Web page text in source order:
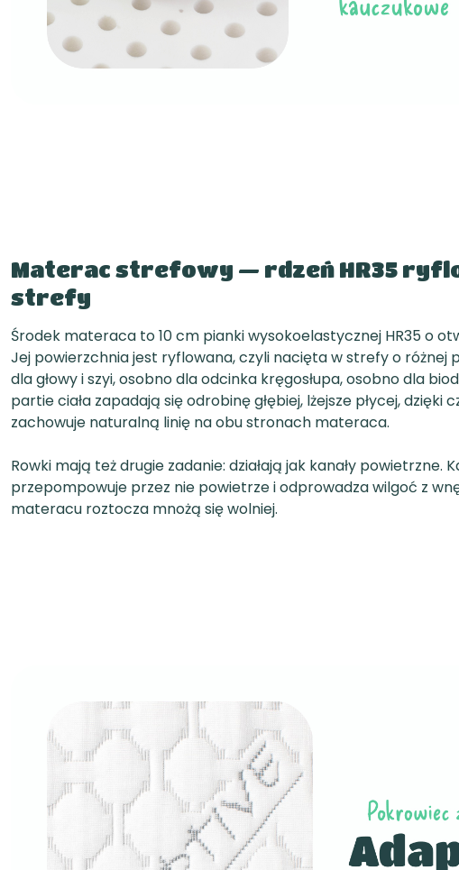
Materac strefowy — rdzeń HR35
strefy
Środek materaca to 10 cm pianki wysokoelastycznej HR35 o
Jej powierzchnia jest ryflowana, czyli nacięta w strefy o różnej
dla głowy i szyi, osobno dla odcinka kręgosłupa, osobno dla
partie ciała zapadają się odrobinę głębiej, lżejsze płycej, dzięki
zachowuje naturalną linię na obu stronach materaca.
Rowki mają też drugie zadanie: działają jak kanały powietrzne.
przepompowuje przez nie powietrze i odprowadza wilgoć z
materacu roztocza mnożą się wolniej.